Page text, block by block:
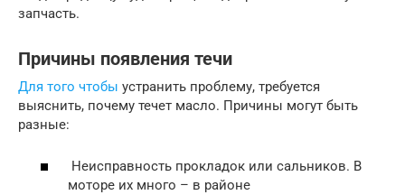
запчасть.
Причины появления течи
Для того чтобы устранить проблему, требуется
выяснить, почему течет масло. Причины могут быть
разные:
Неисправность прокладок или сальников. В
моторе их много – в районе